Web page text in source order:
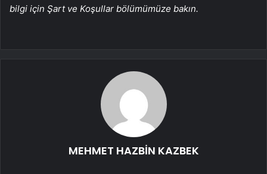
bilgi için Şart ve Koşullar bölümümüze bakın.
MEHMET HAZBİN KAZBEK